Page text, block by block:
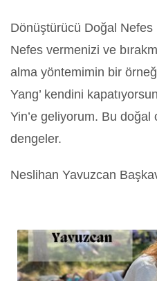
Dönüştürücü Doğal Nefes
Nefes vermenizi ve
alma yöntemimin bir
Yang’ kendini
Yin’e geliyorum. Bu
dengeler.
Neslihan Yavuzcan